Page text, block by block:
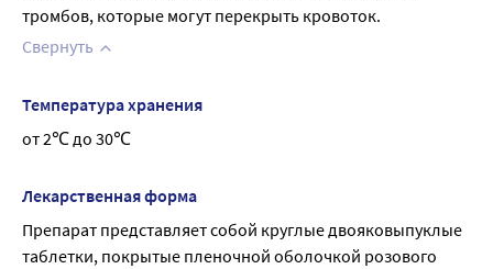
тромбов, которые могут перекрыть кровоток.
Свернуть
Температура хранения
от 2℃ до 30℃
Лекарственная форма
Препарат представляет собой круглые двояковыпуклые
таблетки, покрытые пленочной оболочкой розового